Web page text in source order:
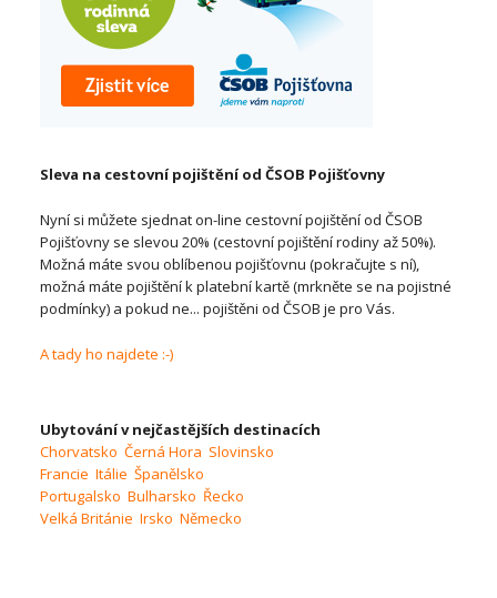
Sleva na cestovní pojištění od ČSOB Pojišťovny
Nyní si můžete sjednat on-line cestovní pojištění od ČSOB
Pojišťovny se slevou 20% (cestovní pojištění rodiny až 50%).
Možná máte svou oblíbenou pojišťovnu (pokračujte s ní),
možná máte pojištění k platební kartě (mrkněte se na pojistné
podmínky) a pokud ne... pojištěni od ČSOB je pro Vás.
A tady ho najdete :-)
Ubytování v nejčastějších destinacích
Chorvatsko Černá Hora Slovinsko
Francie Itálie Španělsko
Portugalsko Bulharsko Řecko
Velká Británie Irsko Německo